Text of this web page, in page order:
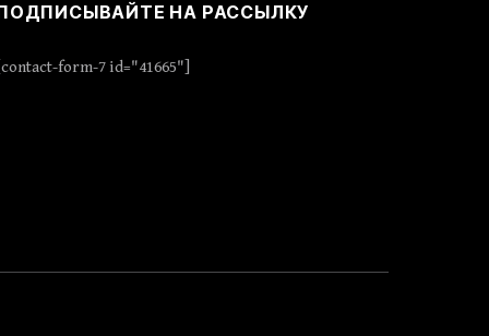
НА РАССЫЛКУ
[contact-form-7 id="41665"]